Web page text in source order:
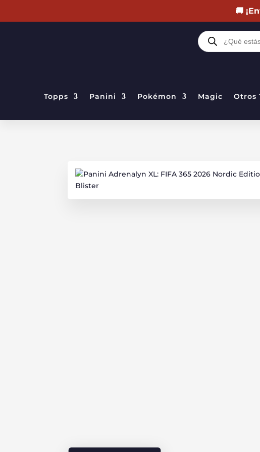
🚚
BÚSQUEDA
DE
PRODUCTOS
Topps Panini Pokémon Magic Otros